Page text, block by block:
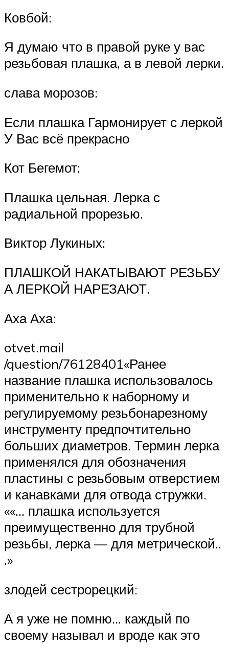
Ковбой:
Я думаю что в правой руке у вас
резьбовая плашка, а в левой лерки.
слава морозов:
Если плашка Гармонирует с леркой
У Вас всё прекрасно
Кот Бегемот:
Плашка цельная. Лерка с
радиальной прорезью.
Виктор Лукиных:
ПЛАШКОЙ НАКАТЫВАЮТ РЕЗЬБУ
А ЛЕРКОЙ НАРЕЗАЮТ.
Аха Аха:
otvet.mail
/question/76128401«Ранее
название плашка использовалось
применительно к наборному и
регулируемому резьбонарезному
инструменту предпочтительно
больших диаметров. Термин лерка
применялся для обозначения
пластины с резьбовым отверстием
и канавками для отвода стружки.
««… плашка используется
преимущественно для трубной
резьбы, лерка — для метрической..
.»
злодей сестрорецкий:
А я уже не помню… каждый по
своему называл и вроде как это